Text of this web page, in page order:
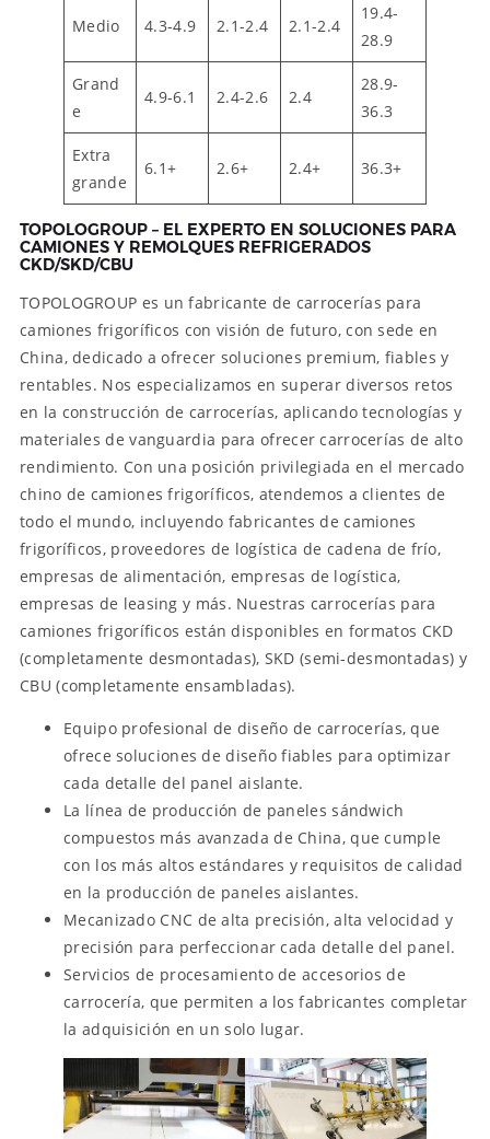
Medio 4.3-4.9 2.1-2.4 2.1-2.4
19.4-
28.9
Grand
e
4.9-6.1 2.4-2.6 2.4
28.9-
36.3
Extra
grande
6.1+ 2.6+ 2.4+ 36.3+
TOPOLOGROUP – EL EXPERTO EN SOLUCIONES PARA
CAMIONES Y REMOLQUES REFRIGERADOS
CKD/SKD/CBU
TOPOLOGROUP es un fabricante de carrocerías para
camiones frigoríficos con visión de futuro, con sede en
China, dedicado a ofrecer soluciones premium, fiables y
rentables. Nos especializamos en superar diversos retos
en la construcción de carrocerías, aplicando tecnologías y
materiales de vanguardia para ofrecer carrocerías de alto
rendimiento. Con una posición privilegiada en el mercado
chino de camiones frigoríficos, atendemos a clientes de
todo el mundo, incluyendo fabricantes de camiones
frigoríficos, proveedores de logística de cadena de frío,
empresas de alimentación, empresas de logística,
empresas de leasing y más. Nuestras carrocerías para
camiones frigoríficos están disponibles en formatos CKD
(completamente desmontadas), SKD (semi-desmontadas) y
CBU (completamente ensambladas).
Equipo profesional de diseño de carrocerías, que
ofrece soluciones de diseño fiables para optimizar
cada detalle del panel aislante.
La línea de producción de paneles sándwich
compuestos más avanzada de China, que cumple
con los más altos estándares y requisitos de calidad
en la producción de paneles aislantes.
Mecanizado CNC de alta precisión, alta velocidad y
precisión para perfeccionar cada detalle del panel.
Servicios de procesamiento de accesorios de
carrocería, que permiten a los fabricantes completar
la adquisición en un solo lugar.